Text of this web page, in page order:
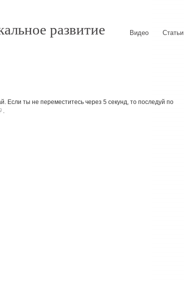
развитие Видео Статьи
Если ты не переместитесь через 5 секунд, то последуй по